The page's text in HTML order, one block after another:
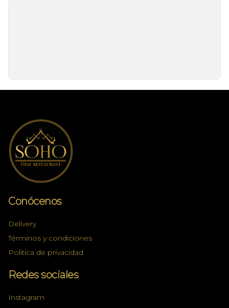
Conócenos
Delivery
Términos y condiciones
Política de privacidad
Redes sociales
Instagram